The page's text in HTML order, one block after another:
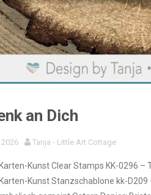
an Dich
2026 Tanja - Little Art Cottage
Kunst Clear Stamps KK-0296
Kunst Stanzschablone kk-